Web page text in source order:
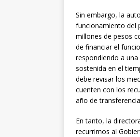
Sin embargo, la
funcionamiento del
millones de pesos
de financiar el
respondiendo a
sostenida en el
debe revisar los
cuenten con los
año de
En tanto, la
recurrimos al